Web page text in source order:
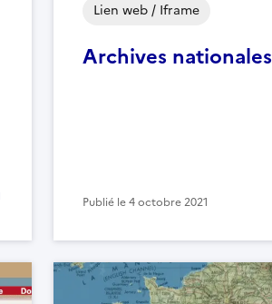
Archives nationales
Lien web / Iframe
Publié le4 octobre 2021